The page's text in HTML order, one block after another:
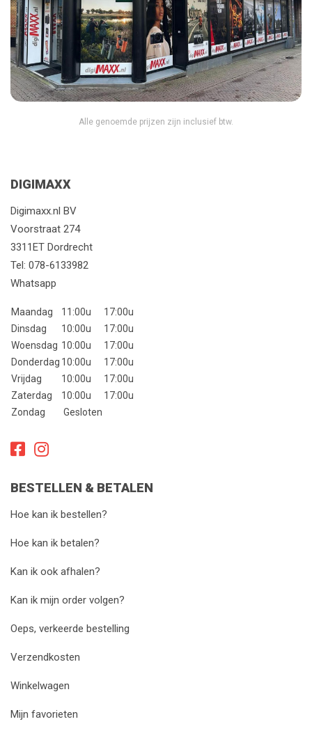
Alle genoemde prijzen zijn inclusief btw.
DIGIMAXX
Digimaxx.nl BV
Voorstraat 274
3311ET Dordrecht
Tel: 078-6133982
Whatsapp
Maandag 11:00u
17:00u
Dinsdag
10:00u
17:00u
Woensdag 10:00u
17:00u
Donderdag 10:00u
17:00u
Vrijdag
10:00u
17:00u
Zaterdag
10:00u
17:00u
Zondag
Gesloten
BESTELLEN & BETALEN
Hoe kan ik bestellen?
Hoe kan ik betalen?
Kan ik ook afhalen?
Kan ik mijn order volgen?
Oeps, verkeerde bestelling
Verzendkosten
Winkelwagen
Mijn favorieten